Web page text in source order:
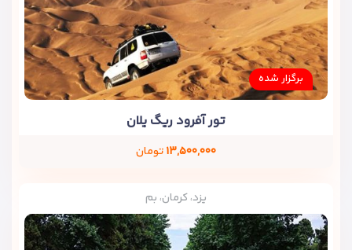
برگزار شده
تور آفرود ریگ یلان
۱۳,۵۰۰,۰۰۰تومان
یزد، کرمان، بم